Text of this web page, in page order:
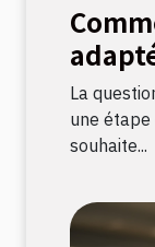
La
une
souhaite...